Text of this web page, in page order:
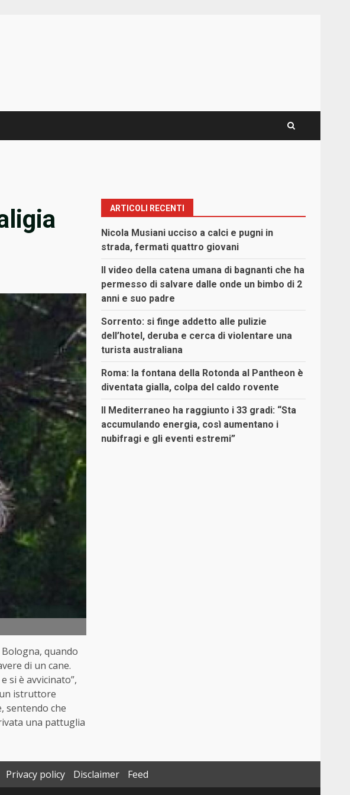
quando
di un cane.
si è avvicinato”,
un istruttore
sentendo che
una pattuglia
ARTICOLI RECENTI
Nicola Musiani ucciso a calci e pugni in
strada, fermati quattro giovani
Il video della catena umana di bagnanti che ha
permesso di salvare dalle onde un bimbo di 2
anni e suo padre
Sorrento: si finge addetto alle pulizie
dell’hotel, deruba e cerca di violentare una
turista australiana
Roma: la fontana della Rotonda al Pantheon è
diventata gialla, colpa del caldo rovente
Il Mediterraneo ha raggiunto i 33 gradi: “Sta
accumulando energia, così aumentano i
nubifragi e gli eventi estremi”
Privacy policy Disclaimer
Feed